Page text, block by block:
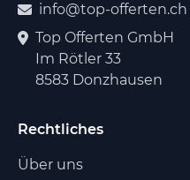
info@top-offerten.ch
Top Offerten GmbH
Im Rötler 33
8583 Donzhausen
Rechtliches
Über uns